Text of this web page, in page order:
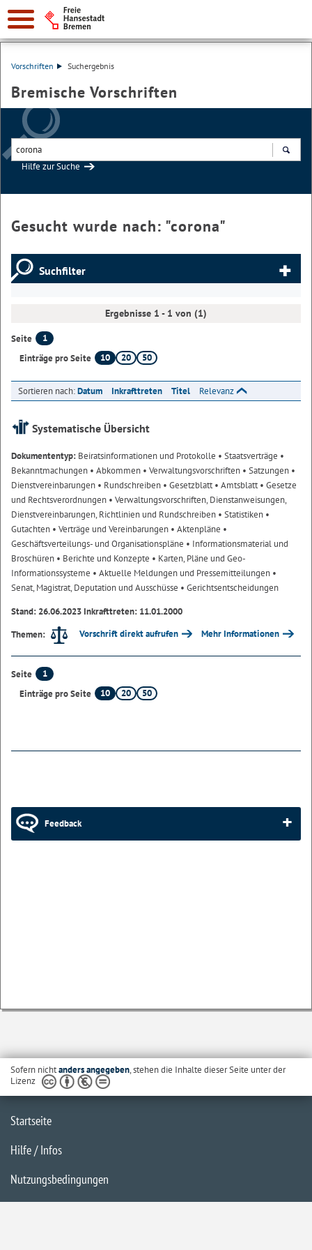
Vorschriften Suchergebnis
Bremische Vorschriften
Hilfe zur Suche
Gesucht wurde nach: "corona"
Suchfilter
Ergebnisse 1 - 1 von (1)
Seite
1
Einträge pro Seite
10 20 50
Sortieren nach:Datum Inkrafttreten Titel Relevanz
Systematische Übersicht
Dokumententyp: Beiratsinformationen und Protokolle • Staatsverträge •
Bekanntmachungen • Abkommen • Verwaltungsvorschriften • Satzungen •
Dienstvereinbarungen • Rundschreiben • Gesetzblatt• Amtsblatt• Gesetze
und Rechtsverordnungen • Verwaltungsvorschriften, Dienstanweisungen,
Dienstvereinbarungen, Richtlinien und Rundschreiben • Statistiken •
Gutachten • Verträge und Vereinbarungen • Aktenpläne •
Geschäftsverteilungs- und Organisationspläne • Informationsmaterial und
Broschüren • Berichte und Konzepte • Karten, Pläne und Geo-
Informationssysteme • Aktuelle Meldungen und Pressemitteilungen •
Senat, Magistrat, Deputation und Ausschüsse • Gerichtsentscheidungen
Stand: 26.06.2023 Inkrafttreten: 11.01.2000
Themen:
Vorschrift direkt aufrufen Mehr Informationen
Seite
1
Einträge pro Seite
10 20 50
Feedback
Sofern nichtanders angegeben, stehen die Inhalte dieser Seite unter der
Lizenz
Startseite
Hilfe / Infos
Nutzungsbedingungen